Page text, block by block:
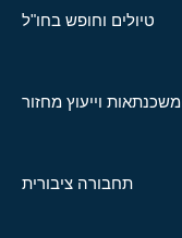
טיולים וחופש בחו"ל
משכנתאות וייעוץ מחזור
תחבורה ציבורית